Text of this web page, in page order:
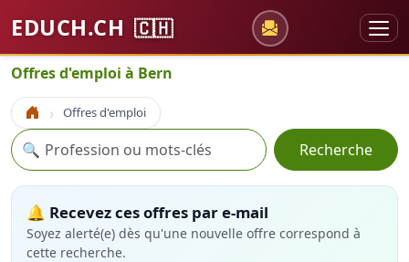
EDUCH.CH 🇨🇭
Offres d'emploi à Bern
Accueil Offres d'emploi
Recherche
🔍 Recherche
🔔 Recevez ces offres par e-mail
Soyez alerté(e) dès qu'une nouvelle offre correspond à
cette recherche.